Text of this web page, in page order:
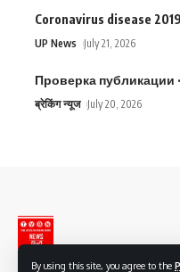
By using this site, you agree to the
Coronavirus disease 2019
UP News July 21, 2026
Проверка публикации
ब्रेकिंग न्यूज July 20, 2026